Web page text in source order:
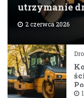
utrzymanie
2 czerwca 2026